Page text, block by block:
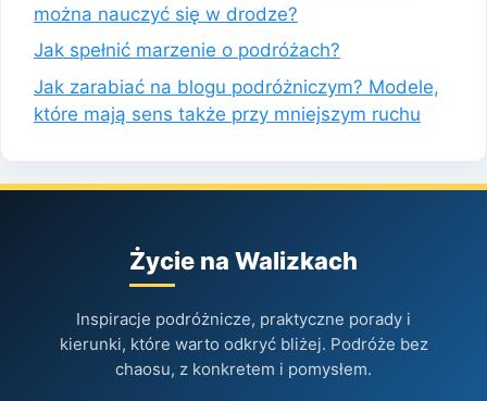
można nauczyć się w drodze?
Jak spełnić marzenie o podróżach?
Jak zarabiać na blogu podróżniczym? Modele,
które mają sens także przy mniejszym ruchu
Życie na Walizkach
Inspiracje podróżnicze, praktyczne porady i
kierunki, które warto odkryć bliżej. Podróże bez
chaosu, z konkretem i pomysłem.